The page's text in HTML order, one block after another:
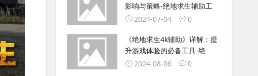
影响与策略-绝地求生辅助工
2024-07-04
0
《绝地求生4k辅助》详解：提
升游戏体验的必备工具-绝
2024-08-06
0